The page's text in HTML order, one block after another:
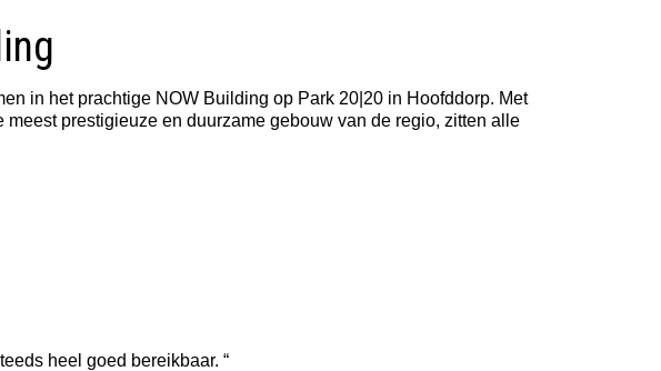
in het prachtige NOW Building op Park 20|20 in Hoofddorp. Met
prestigieuze en duurzame gebouw van de regio, zitten alle
heel goed bereikbaar. “